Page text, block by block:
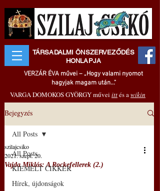
TÁRSADALMI ÖNSZERVEZŐDÉS
HONLAPJA
VERZÁR ÉVA művei – „Hogy valami nyomot
hagyjak magam után..."
VARGA DOMOKOS GYÖRGY művei ittés awikin
Bejegyzés
All Posts
KIEMELT CIKKEK
Hírek, újdonságok
All Posts
Vajda Miklós: A Rockefellerek (2.)
szilajcsiko
2021. szept. 20.